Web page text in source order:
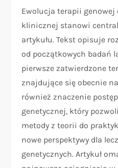
Ewolucja terapii
klinicznej stanowi
artykułu. Tekst opisuje
od początkowych badań
pierwsze zatwierdzone
znajdujące się obecnie
również znaczenie
genetycznej, który
metody z teorii do
nowe perspektywy dla
genetycznych. Artykuł